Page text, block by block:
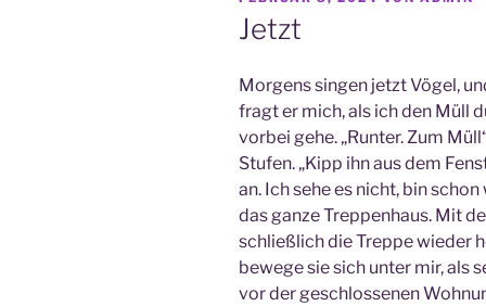
AM
Jetzt
Morgens singen jetzt Vögel,
fragt er mich, als ich den Müll
vorbei gehe. „Runter. Zum
Stufen. „Kipp ihn aus dem
an. Ich sehe es nicht, bin
das ganze Treppenhaus. Mit
schließlich die Treppe wieder
bewege sie sich unter mir, als
vor der geschlossenen